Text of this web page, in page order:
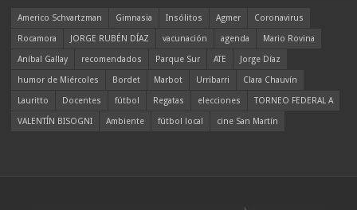
Americo Schvartzman Gimnasia Insólitos Agmer
Coronavirus
Rocamora
JORGE RUBÉN DÍAZ vacunación agenda
Mario Rovina
Aníbal Gallay
recomendados Parque Sur ATE
Jorge Díaz
humor de Miércoles
Bordet Marbot Urribarri
Clara Chauvín
Lauritto
Docentes fútbol Regatas elecciones
TORNEO FEDERAL A
VALENTÍN BISOGNI
Ambiente fútbol local cine San Martín